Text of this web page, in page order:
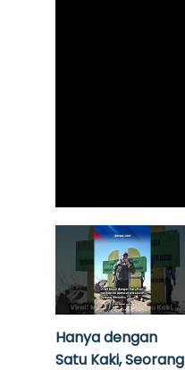
Hanya dengan
Satu Kaki, Seorang